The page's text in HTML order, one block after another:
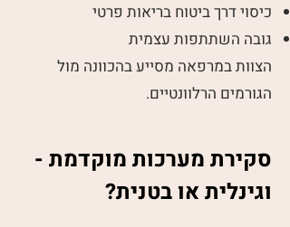
כיסוי דרך ביטוח בריאות פרטי
גובה השתתפות עצמית
הצוות במרפאה מסייע בהכוונה מול
הגורמים הרלוונטיים.
סקירת מערכות מוקדמת -
וגינלית או בטנית?